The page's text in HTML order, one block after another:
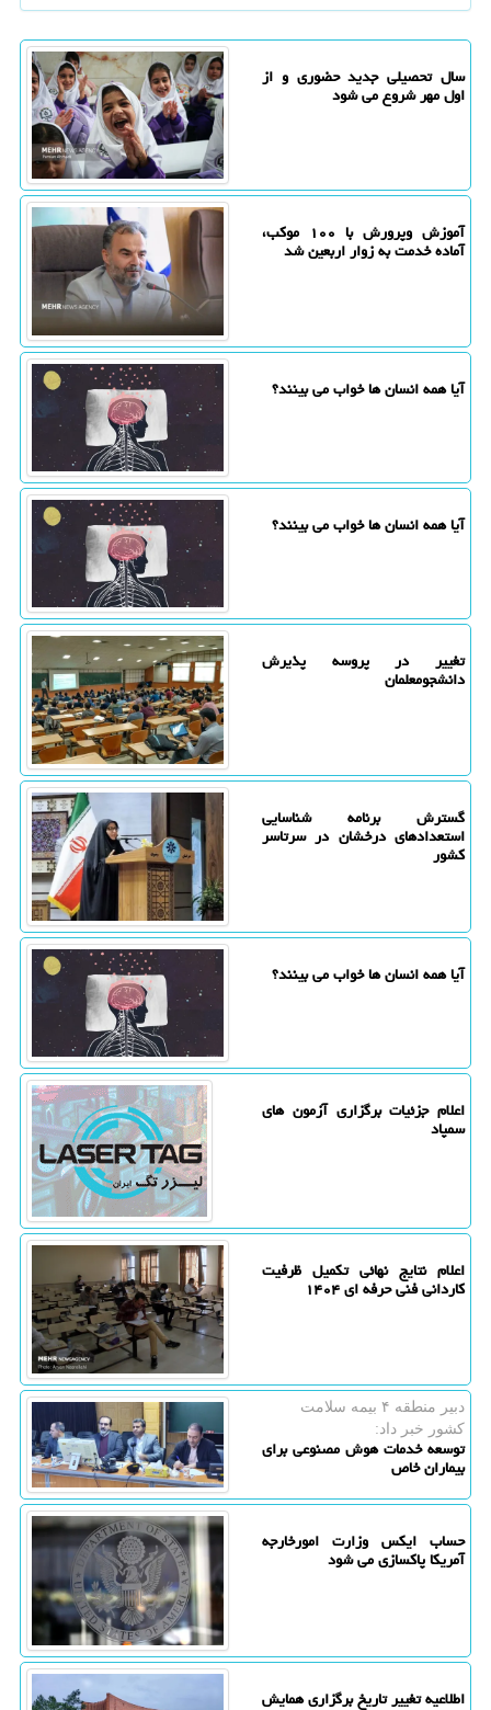
سال تحصیلی جدید حضوری و از
اول مهر شروع می شود
آموزش وپرورش با ۱۰۰ موکب،
آماده خدمت به زوار اربعین شد
آیا همه انسان ها خواب می بینند؟
آیا همه انسان ها خواب می بینند؟
تغییر در پروسه پذیرش
دانشجومعلمان
گسترش برنامه شناسایی
استعدادهای درخشان در سرتاسر
کشور
آیا همه انسان ها خواب می بینند؟
اعلام جزئیات برگزاری آزمون های
سمپاد
اعلام نتایج نهائی تکمیل ظرفیت
کاردانی فنی حرفه ای ۱۴۰۴
دبیر منطقه ۴ بیمه سلامت
كشور خبر داد:
توسعه خدمات هوش مصنوعی برای
بیماران خاص
حساب ایکس وزارت امورخارجه
آمریکا پاکسازی می شود
اطلاعیه تغییر تاریخ برگزاری همایش